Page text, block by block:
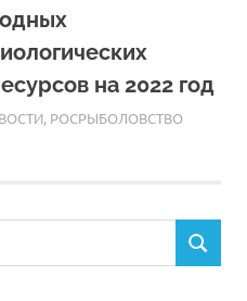
на 2022 год
, РОСРЫБОЛОВСТВО